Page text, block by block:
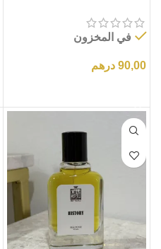
في المخزون
90,00 درهم